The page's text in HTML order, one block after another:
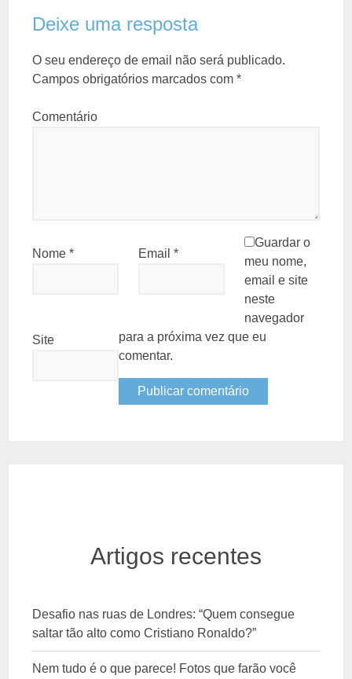
Deixe uma resposta
O seu endereço de email não será publicado.
Campos obrigatórios marcados com*
Comentário
Nome* Email *
Site
Guardar o
meu nome,
email e site
neste
navegador
para a próxima vez que eu
comentar.
Artigos recentes
Desafio nas ruas de Londres: “Quem consegue
saltar tão alto como Cristiano Ronaldo?”
Nem tudo é o que parece! Fotos que farão você